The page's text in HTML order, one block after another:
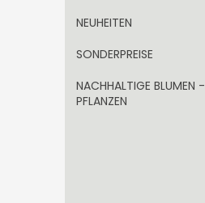
NEUHEITEN
SONDERPREISE
NACHHALTIGE BLUMEN -
PFLANZEN